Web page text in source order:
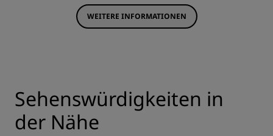
WEITERE INFORMATIONEN
Sehenswürdigkeiten in
der Nähe